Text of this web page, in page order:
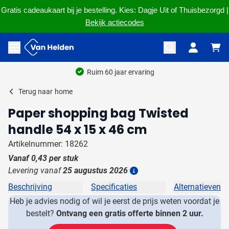
Gratis cadeaukaart bij je bestelling. Kies: Dagje Uit of Thuisbezorgd |
Bekijk actiecodes
Ga naar de inhoud
Menu openen
Ruim 60 jaar ervaring
Terug naar home
Paper shopping bag Twisted
handle 54 x 15 x 46 cm
Artikelnummer: 18262
Vanaf0,43 per stuk
Levering vanaf25 augustus 2026
Beschrijving Specificaties
Alternatieven
Heb je advies nodig of wil je eerst de prijs weten voordat je
bestelt? Ontvang een gratis offerte binnen 2 uur.